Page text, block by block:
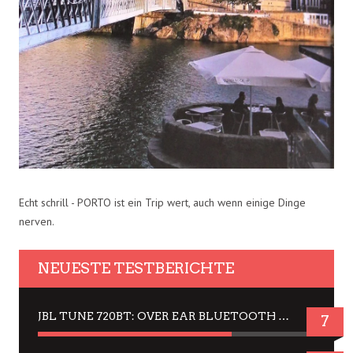
Echt schrill - PORTO ist ein Trip wert, auch wenn einige Dinge
nerven.
NEUESTE TESTBERICHTE
JBL TUNE 720BT: OVER EAR BLUETOOTH KOPFHÖRER UM DIE 50,-€ IM DAUER-TEST 7